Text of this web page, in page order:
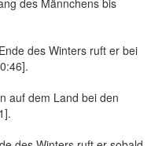
des Männchens bis
des Winters ruft er bei
auf dem Land bei den